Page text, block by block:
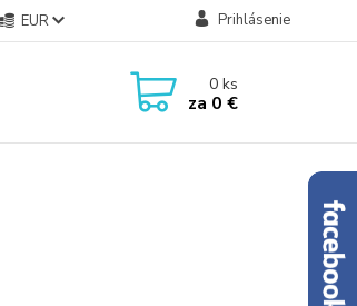
EUR Prihlásenie
0ks
za 0 €